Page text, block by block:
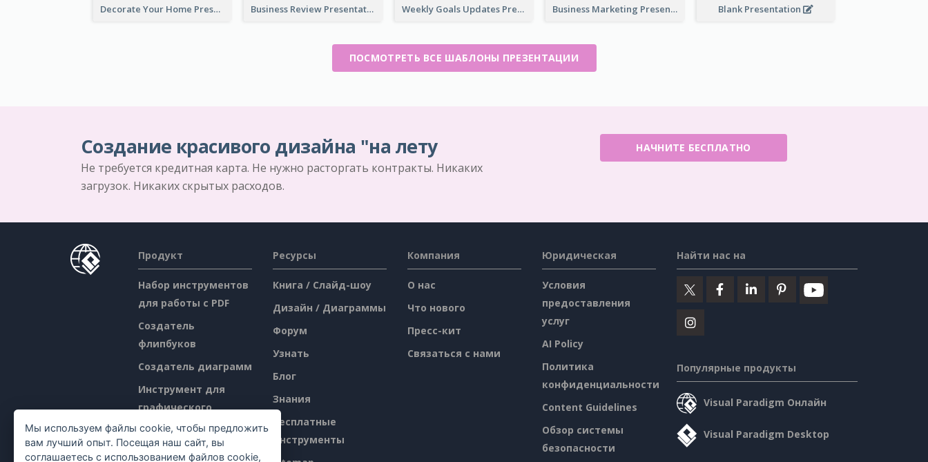
Decorate Your Home Presentation Business Review Presentations Weekly Goals Updates Presentation Business Marketing Presentation Blank Presentation
ПОСМОТРЕТЬ ВСЕ ШАБЛОНЫ ПРЕЗЕНТАЦИИ
Создание красивого дизайна "на лету
Не требуется кредитная карта. Не нужно расторгать контракты. Никаких
загрузок. Никаких скрытых расходов.
НАЧНИТЕ БЕСПЛАТНО
Продукт
Набор инструментов
для работы с PDF
Создатель
флипбуков
Создатель диаграмм
Инструмент для
графического
дизайна
Редактор
Ресурсы
Книга / Слайд-шоу
Дизайн / Диаграммы
Форум
Узнать
Блог
Знания
Бесплатные
инструменты
Компания
О нас
Что нового
Пресс-кит
Связаться с нами
Юридическая
Условия
предоставления
услуг
AI Policy
Политика
конфиденциальности
Content Guidelines
Обзор системы
безопасности
Найти нас на
Популярные продукты
Visual Paradigm Онлайн
Visual Paradigm Desktop
Мы используем файлы cookie, чтобы предложить
вам лучший опыт. Посещая наш сайт, вы
соглашаетесь с использованием файлов cookie,